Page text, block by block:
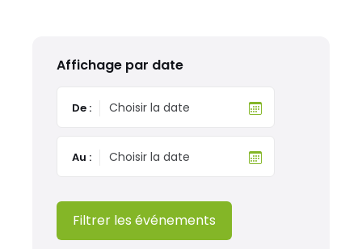
Affichage par date
De :
Au :
Filtrer les événements